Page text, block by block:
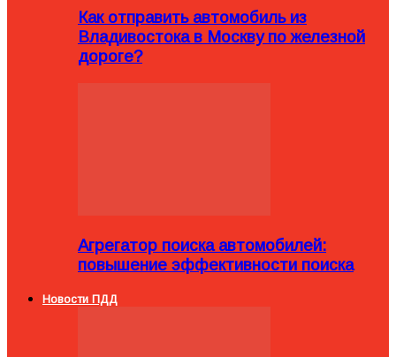
Как отправить автомобиль из
Владивостока в Москву по железной
дороге?
Агрегатор поиска автомобилей:
повышение эффективности поиска
Новости ПДД